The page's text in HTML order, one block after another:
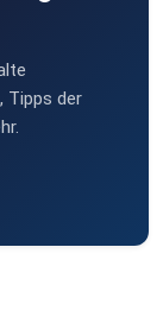
Tipps der